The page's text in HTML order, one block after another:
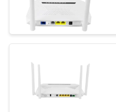
KONTROL
KUALITAS